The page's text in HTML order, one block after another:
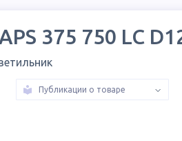
375 750 LC
Публикации о товаре